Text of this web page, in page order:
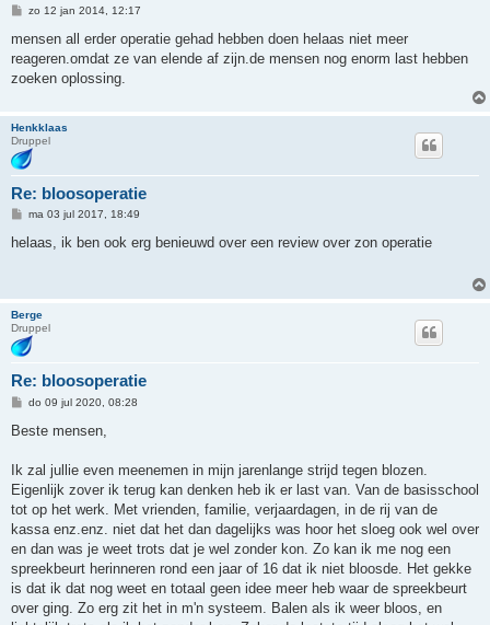
B
r
c
h
zo 12 jan 2014, 12:17
mensen all erder operatie gehad hebben doen helaas niet meer
reageren.omdat ze van elende af zijn.de mensen nog enorm last hebben
zoeken oplossing.
Henkklaas
Druppel
Re: bloosoperatie
B
r
ma 03 jul 2017, 18:49
helaas, ik ben ook erg benieuwd over een review over zon operatie
Berge
Druppel
Re: bloosoperatie
B
r
h
do 09 jul 2020, 08:28
Beste mensen,
Ik zal jullie even meenemen in mijn jarenlange strijd tegen blozen.
Eigenlijk zover ik terug kan denken heb ik er last van. Van de basisschool
tot op het werk. Met vrienden, familie, verjaardagen, in de rij van de
kassa enz.enz. niet dat het dan dagelijks was hoor het sloeg ook wel over
en dan was je weet trots dat je wel zonder kon. Zo kan ik me nog een
spreekbeurt herinneren rond een jaar of 16 dat ik niet bloosde. Het gekke
is dat ik dat nog weet en totaal geen idee meer heb waar de spreekbeurt
over ging. Zo erg zit het in m'n systeem. Balen als ik weer bloos, en